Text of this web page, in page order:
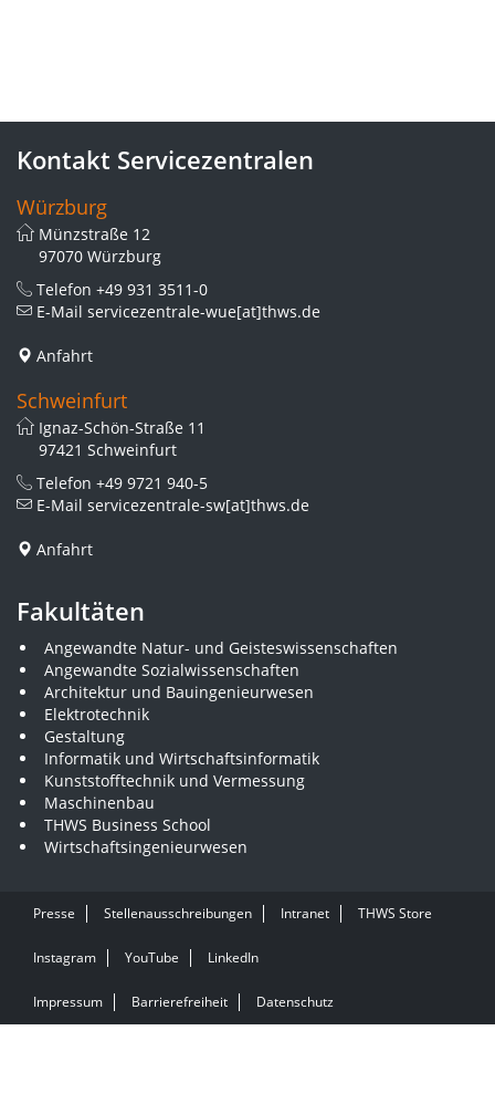
Kontakt Servicezentralen
Würzburg
Münzstraße 12
97070 Würzburg
Telefon +49 931 3511-0
E-Mail servicezentrale-wue[at]thws.de
Anfahrt
Schweinfurt
Ignaz-Schön-Straße 11
97421 Schweinfurt
Telefon +49 9721 940-5
E-Mail servicezentrale-sw[at]thws.de
Anfahrt
Fakultäten
Angewandte Natur- und Geisteswissenschaften
Angewandte Sozialwissenschaften
Architektur und Bauingenieurwesen
Elektrotechnik
Gestaltung
Informatik und Wirtschaftsinformatik
Kunststofftechnik und Vermessung
Maschinenbau
THWS Business School
Wirtschaftsingenieurwesen
Presse Stellenausschreibungen Intranet THWS Store
Instagram YouTube LinkedIn
Impressum Barrierefreiheit Datenschutz